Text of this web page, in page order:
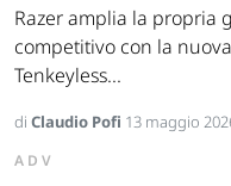
Razer amplia la propria
competitivo con la
Tenkeyless...
di Claudio Pofi 13 maggio
ADV